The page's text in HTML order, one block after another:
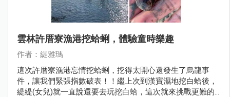
雲林許厝寮漁港挖蛤蜊，體驗童時樂趣
作者：緹雅瑪
這次許厝寮漁港忘情挖蛤蜊，挖得太開心還發生了烏龍事
件，讓我們緊張指數破表！！繼上次到漢寶濕地挖白蛤後，
緹緹(女兒)就一直說還要去玩挖白蛤，這次就來挑戰更難的